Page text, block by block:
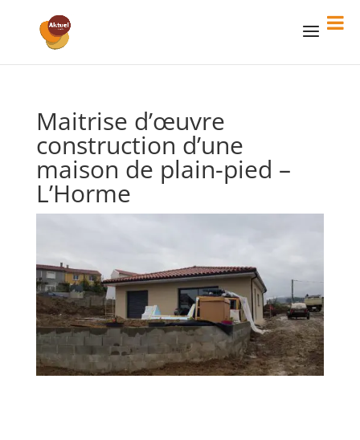
Maitrise d’œuvre
construction d’une
maison de plain-pied –
L’Horme